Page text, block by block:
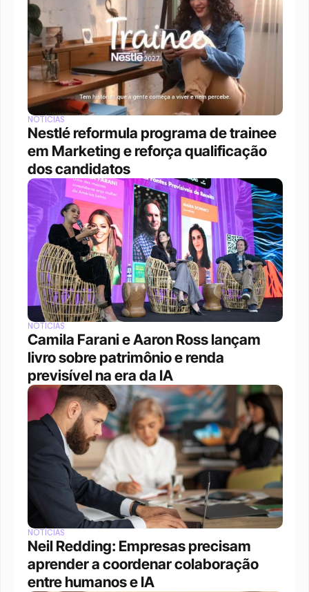
NOTÍCIAS
Nestlé reformula programa de trainee
em Marketing e reforça qualificação
dos candidatos
NOTÍCIAS
Camila Farani e Aaron Ross lançam
livro sobre patrimônio e renda
previsível na era da IA
NOTÍCIAS
Neil Redding: Empresas precisam
aprender a coordenar colaboração
entre humanos e IA